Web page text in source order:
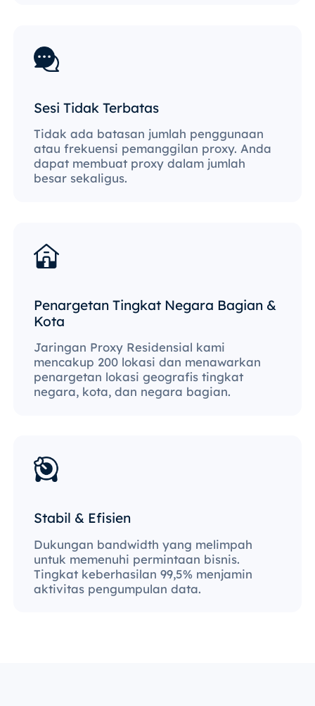
Sesi Tidak Terbatas
Tidak ada batasan jumlah penggunaan
atau frekuensi pemanggilan proxy. Anda
dapat membuat proxy dalam jumlah
besar sekaligus.
Penargetan Tingkat Negara Bagian &
Kota
Jaringan Proxy Residensial kami
mencakup 200 lokasi dan menawarkan
penargetan lokasi geografis tingkat
negara, kota, dan negara bagian.
Stabil & Efisien
Dukungan bandwidth yang melimpah
untuk memenuhi permintaan bisnis.
Tingkat keberhasilan 99,5% menjamin
aktivitas pengumpulan data.